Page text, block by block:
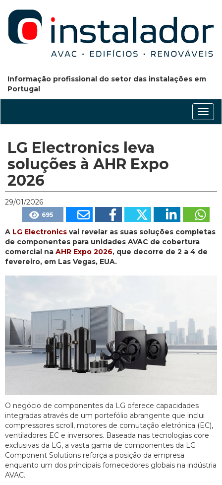
Informação profissional do setor das instalações em
Portugal
LG Electronics leva
soluções à AHR Expo
2026
29/01/2026
695
A LG Electronics vai revelar as suas soluções completas
de componentes para unidades AVAC de cobertura
comercial na AHR Expo 2026, que decorre de 2 a 4 de
fevereiro, em Las Vegas, EUA.
O negócio de componentes da LG oferece capacidades
integradas através de um portefólio abrangente que inclui
compressores scroll, motores de comutação eletrónica (EC),
ventiladores EC e inversores. Baseada nas tecnologias core
exclusivas da LG, a vasta gama de componentes da LG
Component Solutions reforça a posição da empresa
enquanto um dos principais fornecedores globais na indústria
AVAC.